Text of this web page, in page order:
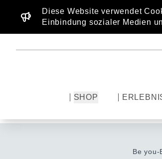
Diese Website verwendet
Einbindung sozialer Medien
SHOP
Be you-